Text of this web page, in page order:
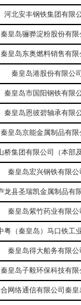
河北安丰钢铁集团有限
秦皇岛骊骅淀粉股份有限
秦皇岛东奥燃料销售有限
秦皇岛港股份有限公
秦皇岛市国阳钢铁有限
秦皇岛恩彼碧轴承有限
秦皇岛京能金属制品有限
桥集团有限公司（本部
秦皇岛宏兴钢铁有限公
龙县圣瑞凯金属制品有
秦皇岛紫竹药业有限公
粤（秦皇岛）马口铁工
秦皇岛得大船务有限公
秦皇岛子毅环保科技有限
网络通信有限公司秦皇